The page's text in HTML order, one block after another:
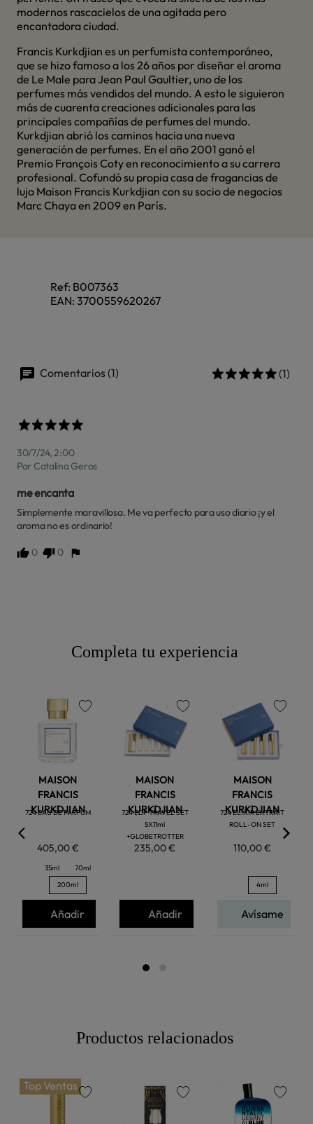
modernos rascacielos de una agitada pero
encantadora ciudad.
Francis Kurkdjian es un perfumista contemporáneo,
que se hizo famoso a los 26 años por diseñar el aroma
de Le Male para Jean Paul Gaultier, uno de los
perfumes más vendidos del mundo. A esto le siguieron
más de cuarenta creaciones adicionales para las
principales compañías de perfumes del mundo.
Kurkdjian abrió los caminos hacia una nueva
generación de perfumes. En el año 2001 ganó el
Premio François Coty en reconocimiento a su carrera
profesional. Cofundó su propia casa de fragancias de
lujo Maison Francis Kurkdjian con su socio de negocios
Marc Chaya en 2009 en París.
Ref: B007363
EAN: 3700559620267
Comentarios (1) (1)
30/7/24, 2:00
Por Catalina Geros
me encanta
Simplemente maravillosa. Me va perfecto para uso diario ¡y el
aroma no es ordinario!
0 0
Completa tu experiencia
MAISON
FRANCIS
KURKDJIAN
724 EAU DE PARFUM
405,00 €
35ml
70ml
200ml
Añadir
MAISON
FRANCIS
KURKDJIAN
724 EDP TRAVEL SET
5X11ml
+GLOBETROTTER
235,00 €
favorite
Añadir
MAISON
FRANCIS
KURKDJIAN
724 ELIXIR EXTRAIT
ROLL-ON SET
110,00 €
favorite
4ml
Avísame
Productos relacionados
Top Ventas